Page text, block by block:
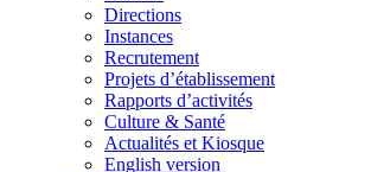
Directions
Instances
Recrutement
Projets d’établissement
Rapports d’activités
Culture & Santé
Actualités et Kiosque
English version